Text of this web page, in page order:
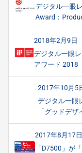
デジタル一眼
Award：
2018年2月9日
デジタル一眼
アワード 2018
2017年10月5
デジタル一眼
「グッドデ
2017年8月17日
「D7500」が